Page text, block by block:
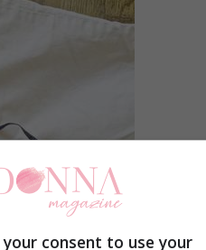
consent to use your